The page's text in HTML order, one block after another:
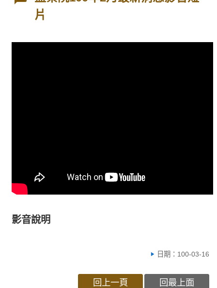
片
影音說明
日期：100-03-16
回上一頁 回最上面